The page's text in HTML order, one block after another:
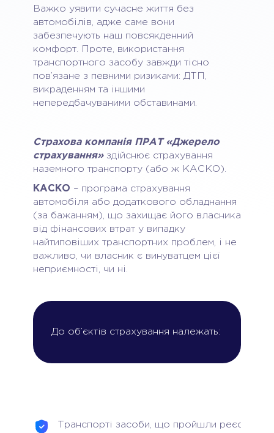
Важко уявити сучасне життя без
автомобілів, адже саме вони
забезпечують наш повсякденний
комфорт. Проте, використання
транспортного засобу завжди тісно
пов’язане з певними ризиками: ДТП,
викраденням та іншими
непередбачуваними обставинами.
Страхова компанія ПРАТ «Джерело
страхування» здійснює страхування
наземного транспорту (або ж КАСКО).
КАСКО – програма страхування
автомобіля або додаткового обладнання
(за бажанням), що захищає його власника
від фінансових втрат у випадку
найтиповіших транспортних проблем, і не
важливо, чи власник є винуватцем цієї
неприємності, чи ні.
До об’єктів страхування належать:
Транспорті засоби, що пройшли